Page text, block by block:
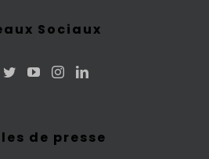
Sociaux
de presse